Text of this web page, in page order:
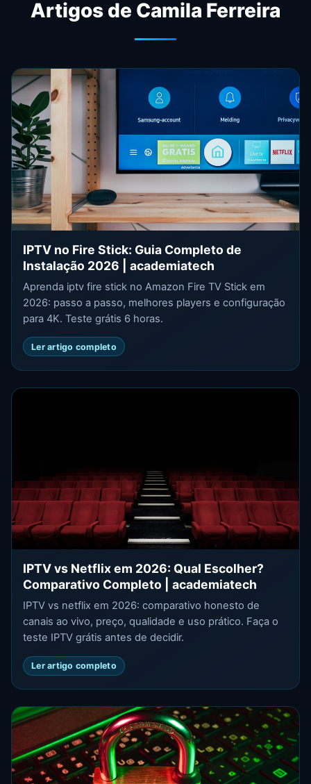
Artigos de Camila Ferreira
IPTV no Fire Stick: Guia Completo de
Instalação 2026 | academiatech
Aprenda iptv fire stick no Amazon Fire TV Stick em
2026: passo a passo, melhores players e configuração
para 4K. Teste grátis 6 horas.
Ler artigo completo
IPTV vs Netflix em 2026: Qual Escolher?
Comparativo Completo | academiatech
IPTV vs netflix em 2026: comparativo honesto de
canais ao vivo, preço, qualidade e uso prático. Faça o
teste IPTV grátis antes de decidir.
Ler artigo completo